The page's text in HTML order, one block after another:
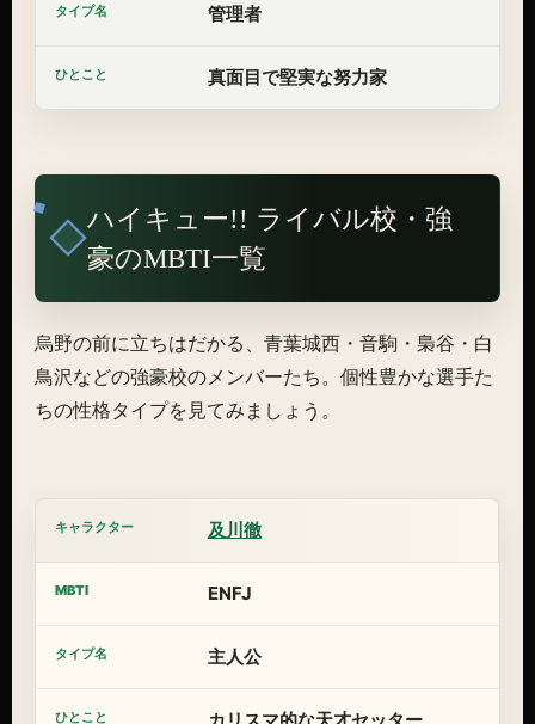
管理者
真面目で堅実な努力家
ハイキュー!! ライバル校・強
豪のMBTI一覧
烏野の前に立ちはだかる、青葉城西・音駒・梟谷・白
鳥沢などの強豪校のメンバーたち。個性豊かな選手た
ちの性格タイプを見てみましょう。
及川徹
ENFJ
主人公
カリスマ的な天才セッター